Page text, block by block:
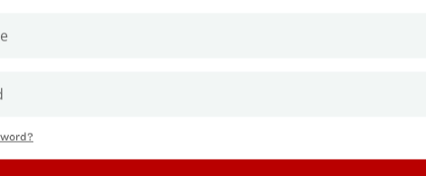
pakub sanity testimine suhteliselt üksikasjalikku tagasisidet
valdkondade kohta. Kui testid lähevad läbi, viivad
ebaõnnestuvad, saadetakse build arendajatele edasiseks
testimise eelised
testimine säästab palju aega ja vaeva, sest see takistab